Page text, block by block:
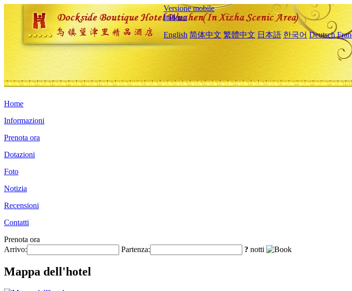
Versione mobile
Italiano
English 简体中文 繁體中文 日本語 한국어 Deutsch
Home
Informazioni
Prenota ora
Dotazioni
Foto
Notizia
Recensioni
Contatti
Prenota ora
Arrivo:
Partenza: ? notti
Mappa dell'hotel